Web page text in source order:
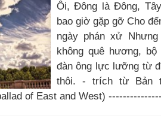
Ôi, Đông là Đông,
bao giờ gặp gỡ Cho
ngày phán xử
không quê hương,
đàn ông lực lưỡng từ
thôi. - trích từ Bản
of East and West)